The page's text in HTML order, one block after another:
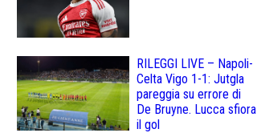
RILEGGI LIVE – Napoli-
Celta Vigo 1-1: Jutgla
pareggia su errore di
De Bruyne. Lucca sfiora
il gol